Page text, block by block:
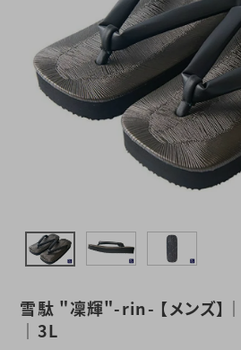
雪駄 "凜輝"-rin- 【メンズ】
｜3L